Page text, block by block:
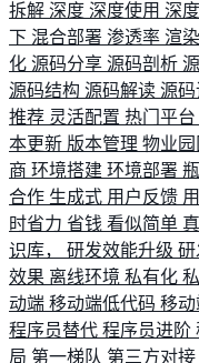
拆解 深度 深度使用 深
下 混合部署 渗透率 渲
化 源码分享 源码剖析
源码结构 源码解读 源
推荐 灵活配置 热门平台
本更新 版本管理 物业园
商 环境搭建 环境部署
合作 生成式 用户反馈
时省力 省钱 看似简单
识库， 研发效能升级 研
效果 离线环境 私有化
动端 移动端低代码 移
程序员替代 程序员进阶
局 第一梯队 第三方对接